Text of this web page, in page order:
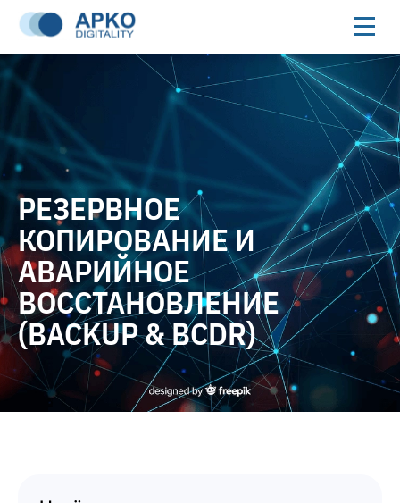
РЕЗЕРВНОЕ
КОПИРОВАНИЕ И
АВАРИЙНОЕ
ВОССТАНОВЛЕНИЕ
(BACKUP & BCDR)